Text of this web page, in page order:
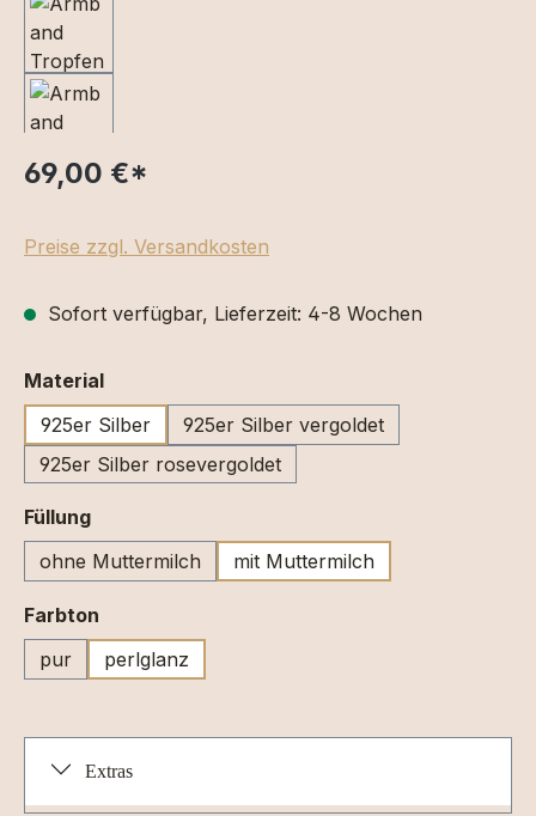
69,00 €*
Preise zzgl. Versandkosten
Sofort verfügbar, Lieferzeit: 4-8 Wochen
Materialauswählen
925er Silber
925er Silber vergoldet
925er Silber rosevergoldet
Füllungauswählen
ohne Muttermilch
mit Muttermilch
Farbton
pur
perlglanz
Extras